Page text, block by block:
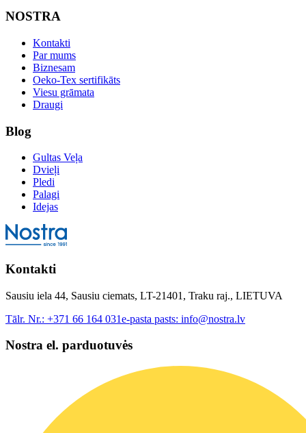
NOSTRA
Kontakti
Par mums
Biznesam
Oeko-Tex sertifikāts
Viesu grāmata
Draugi
Blog
Gultas Veļa
Dvieļi
Pledi
Palagi
Idejas
Kontakti
Sausiu iela 44, Sausiu ciemats, LT-21401, Traku raj., LIETUVA
Tālr. Nr.: +371 66 164 031e-pasta pasts: info@nostra.lv
Nostra el. parduotuvės